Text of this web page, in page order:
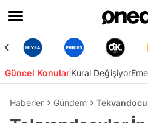
Güncel KonularKural Değişiyor
Haberler Gündem